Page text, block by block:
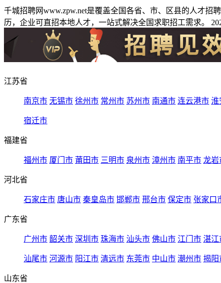
千城招聘网www.zpw.net是覆盖全国各省、市、区县的人才
历，企业可直招本地人才，一站式解决全国求职招工需求。
江苏省
南京市 无锡市 徐州市 常州市 苏州市 南通市 连云港市 淮
宿迁市
福建省
福州市 厦门市 莆田市 三明市 泉州市 漳州市 南平市 龙岩
河北省
石家庄市 唐山市 秦皇岛市 邯郸市 邢台市 保定市 张家口
广东省
广州市 韶关市 深圳市 珠海市 汕头市 佛山市 江门市 湛江
汕尾市 河源市 阳江市 清远市 东莞市 中山市 潮州市 揭阳
山东省